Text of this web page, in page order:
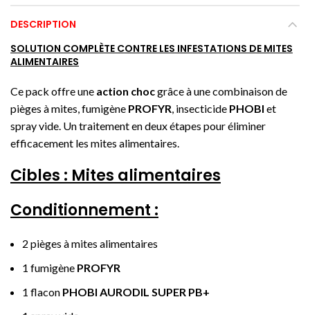
DESCRIPTION
SOLUTION COMPLÈTE CONTRE LES INFESTATIONS DE MITES
ALIMENTAIRES
Ce pack offre une action chocgrâce à une combinaison de
pièges à mites, fumigène PROFYR, insecticide PHOBI et
spray vide. Un traitement en deux étapes pour éliminer
efficacement les mites alimentaires.
Cibles : Mites alimentaires
Conditionnement :
2 pièges à mites alimentaires
1 fumigène PROFYR
1 flacon PHOBI AURODIL SUPER PB+